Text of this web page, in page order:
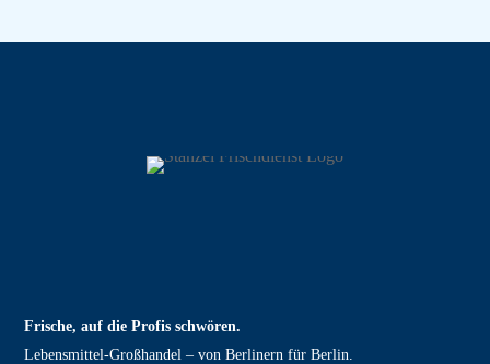
Frische, auf die Profis schwören.
Lebensmittel‑Großhandel – von Berlinern für Berlin.